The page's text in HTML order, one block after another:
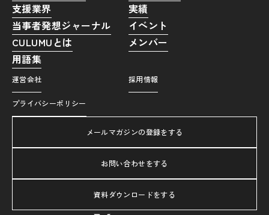
支援業界
実績
当事者発想ジャーナル
イベント
CULUMUとは
メンバー
用語集
運営会社 採用情報
プライバシーポリシー
メールマガジンの登録をする
お問い合わせをする
資料ダウンロードをする